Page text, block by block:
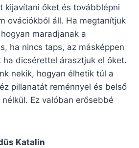
kijavítani őket és továbblépni
ovációkból áll. Ha megtanítjuk
maradjanak a
ha nincs taps, az másképpen
ha dicsérettel árasztjuk el őket.
nekik, hogyan élhetik túl a
pillanatát reménnyel és belső
Ez valóban erősebbé
Katalin